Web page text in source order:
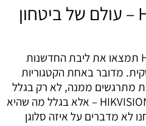
אזעקות HIKVISION – עולם של ביטחון
בקטגוריית אזעקות HIKVISION תמצאו את ליבת החדשנות
מדובר באחת הקטגוריות
מתרגשים ממנה, לא רק בגלל
המותג המרשים שמאחוריה – HIKVISION – אלא בגלל מה שהיא
לא מדברים על איזה סלוגן